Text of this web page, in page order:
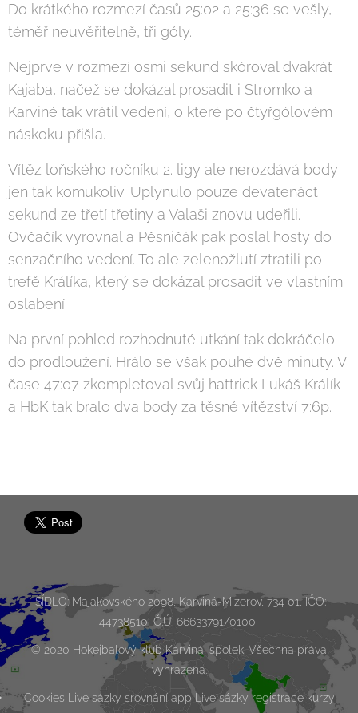
Do krátkého rozmezí časů 25:02 a 25:36 se vešly,
téměř neuvěřitelně, tři góly.
Nejprve v rozmezí osmi sekund skóroval dvakrát
Kajaba, načež se dokázal prosadit i Stromko a
Karviné tak vrátil vedení, o které po čtyřgólovém
náskoku přišla.
Vítěz loňského ročníku 2. ligy ale nerozdává body
jen tak komukoliv. Uplynulo pouze devatenáct
sekund ze třetí třetiny a Valaši znovu udeřili.
Ovčačík vyrovnal a Pěsničák pak poslal hosty do
senzačního vedení. To ale zelenožlutí ztratili po
trefě Králíka, který se dokázal prosadit ve vlastním
oslabení.
Na první pohled rozhodnuté utkání tak dokráčelo
do prodloužení. Hrálo se však pouhé dvě minuty. V
čase 47:07 zkompletoval svůj hattrick Lukáš Králík
a HbK tak bralo dva body za těsné vítězství 7:6p.
SÍDLO: Majakovského 2098, Karviná-Mizerov, 734 01, IČO:
44738510, Č.Ú: 66633791/0100
© 2020 Hokejbalový klub Karviná, spolek. Všechna práva
vyhrazena.
Cookies Live sázky srovnání app Live sázky registrace kurzy